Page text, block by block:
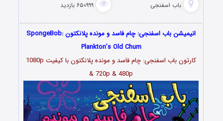
باب اسفنجی ۶۵۰۹۹۹ بازدید
انیمیشن باب اسفنجی: چام فاسد و مونده پلانکتون SpongeBob:
Plankton’s Old Chum
کارتون باب اسفنجی: چام فاسد و مونده پلانکتون با کیفیت 1080p
& 720p & 480p